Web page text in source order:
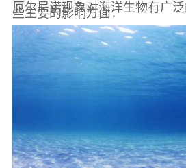
厄尔尼诺现象对海洋生物有广
些主要的影响方面：